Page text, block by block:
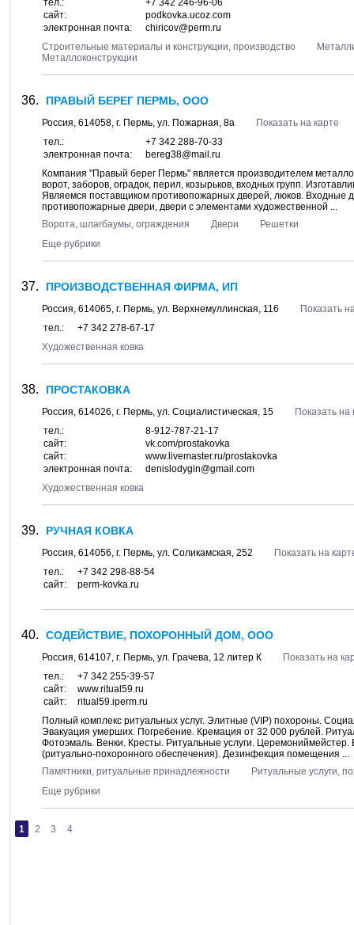
тел.:
+7 342 246-96-06
сайт:
podkovka.ucoz.com
электронная почта:
chiricov@perm.ru
Строительные материалы и конструкции, производство
Металлоконструкции
ПРАВЫЙ БЕРЕГ ПЕРМЬ, ООО
Россия, 614058, г. Пермь, ул. Пожарная, 8а
Показать на карте
тел.:
+7 342 288-70-33
электронная почта:
bereg38@mail.ru
Компания "Правый берег Пермь" является производителем
ворот, заборов, оградок, перил, козырьков, входных групп.
Являемся поставщиком противопожарных дверей, люков. Входные
противопожарные двери, двери с элементами художественной ...
Ворота, шлагбаумы, ограждения
Двери
Решетки
Еще рубрики
ПРОИЗВОДСТВЕННАЯ ФИРМА, ИП
Россия, 614065, г. Пермь, ул. Верхнемуллинская, 116
Показать
тел.:
+7 342 278-67-17
Художественная ковка
ПРОСТАКОВКА
Россия, 614026, г. Пермь, ул. Социалистическая, 15
Показать на
тел.:
8-912-787-21-17
сайт:
vk.com/prostakovka
сайт:
www.livemaster.ru/prostakovka
электронная почта:
denislodygin@gmail.com
Художественная ковка
РУЧНАЯ КОВКА
Россия, 614056, г. Пермь, ул. Соликамская, 252
Показать на
тел.:
+7 342 298-88-54
сайт:
perm-kovka.ru
СОДЕЙСТВИЕ, ПОХОРОННЫЙ ДОМ, ООО
Россия, 614107, г. Пермь, ул. Грачева, 12 литер К
Показать на
тел.:
+7 342 255-39-57
сайт:
www.ritual59.ru
сайт:
ritual59.iperm.ru
Полный комплекс ритуальных услуг. Элитные (VIP) похороны.
Эвакуация умерших. Погребение. Кремация от 32 000 рублей.
Фотоэмаль. Венки. Кресты. Ритуальные услуги.
(ритуально-похоронного обеспечения). Дезинфекция помещения ...
Памятники, ритуальные принадлежности
Ритуальные услуги,
Еще рубрики
1 2 3 4